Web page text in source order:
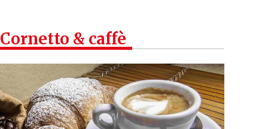
Cornetto & caffè